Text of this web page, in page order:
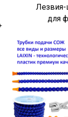
для